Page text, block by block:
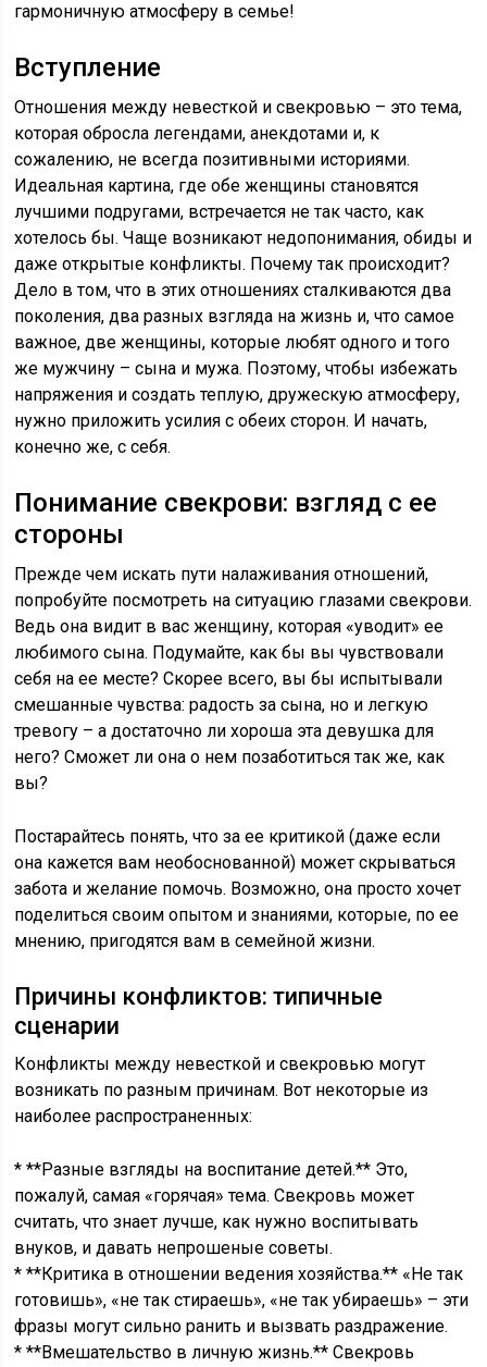
гармоничную атмосферу в семье!
Вступление
Отношения между невесткой и свекровью – это тема,
которая обросла легендами, анекдотами и, к
сожалению, не всегда позитивными историями.
Идеальная картина, где обе женщины становятся
лучшими подругами, встречается не так часто, как
хотелось бы. Чаще возникают недопонимания, обиды и
даже открытые конфликты. Почему так происходит?
Дело в том, что в этих отношениях сталкиваются два
поколения, два разных взгляда на жизнь и, что самое
важное, две женщины, которые любят одного и того
же мужчину – сына и мужа. Поэтому, чтобы избежать
напряжения и создать теплую, дружескую атмосферу,
нужно приложить усилия с обеих сторон. И начать,
конечно же, с себя.
Понимание свекрови: взгляд с ее
стороны
Прежде чем искать пути налаживания отношений,
попробуйте посмотреть на ситуацию глазами свекрови.
Ведь она видит в вас женщину, которая «уводит» ее
любимого сына. Подумайте, как бы вы чувствовали
себя на ее месте? Скорее всего, вы бы испытывали
смешанные чувства: радость за сына, но и легкую
тревогу – а достаточно ли хороша эта девушка для
него? Сможет ли она о нем позаботиться так же, как
вы?
Постарайтесь понять, что за ее критикой (даже если
она кажется вам необоснованной) может скрываться
забота и желание помочь. Возможно, она просто хочет
поделиться своим опытом и знаниями, которые, по ее
мнению, пригодятся вам в семейной жизни.
Причины конфликтов: типичные
сценарии
Конфликты между невесткой и свекровью могут
возникать по разным причинам. Вот некоторые из
наиболее распространенных:
* **Разные взгляды на воспитание детей.** Это,
пожалуй, самая «горячая» тема. Свекровь может
считать, что знает лучше, как нужно воспитывать
внуков, и давать непрошеные советы.
* **Критика в отношении ведения хозяйства.** «Не так
готовишь», «не так стираешь», «не так убираешь» – эти
фразы могут сильно ранить и вызвать раздражение.
* **Вмешательство в личную жизнь.** Свекровь